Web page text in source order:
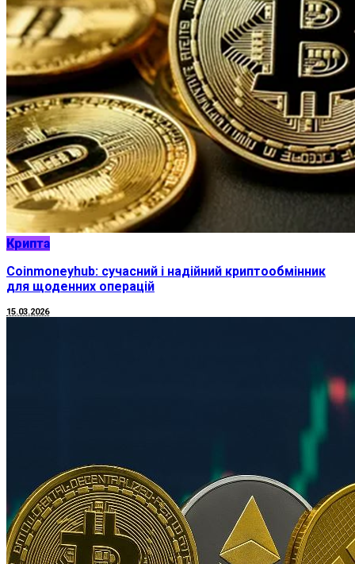
Крипта
Coinmoneyhub: сучасний і надійний криптообмінник
для щоденних операцій
15.03.2026